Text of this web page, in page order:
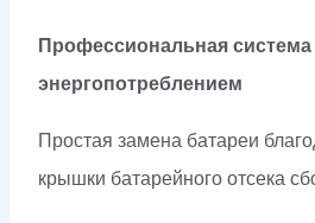
Профессиональная
энергопотреблением
Простая замена батареи
крышки батарейного отсека